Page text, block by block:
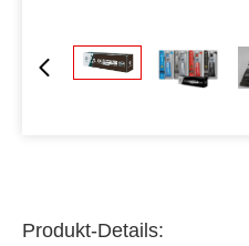
Produkt-Details: